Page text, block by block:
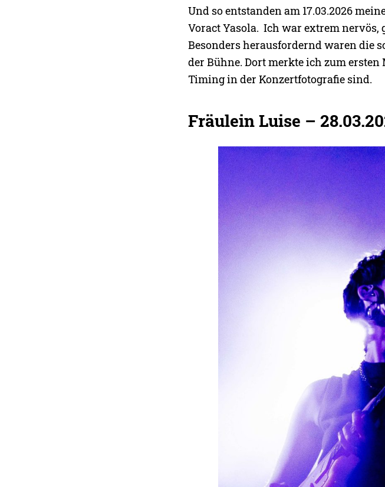
Und so entstanden am 17.03.2026
Voract Yasola. Ich war extrem
Besonders herausfordernd waren die
der Bühne. Dort merkte ich zum
Timing in der Konzertfotografie sind.
Fräulein Luise –